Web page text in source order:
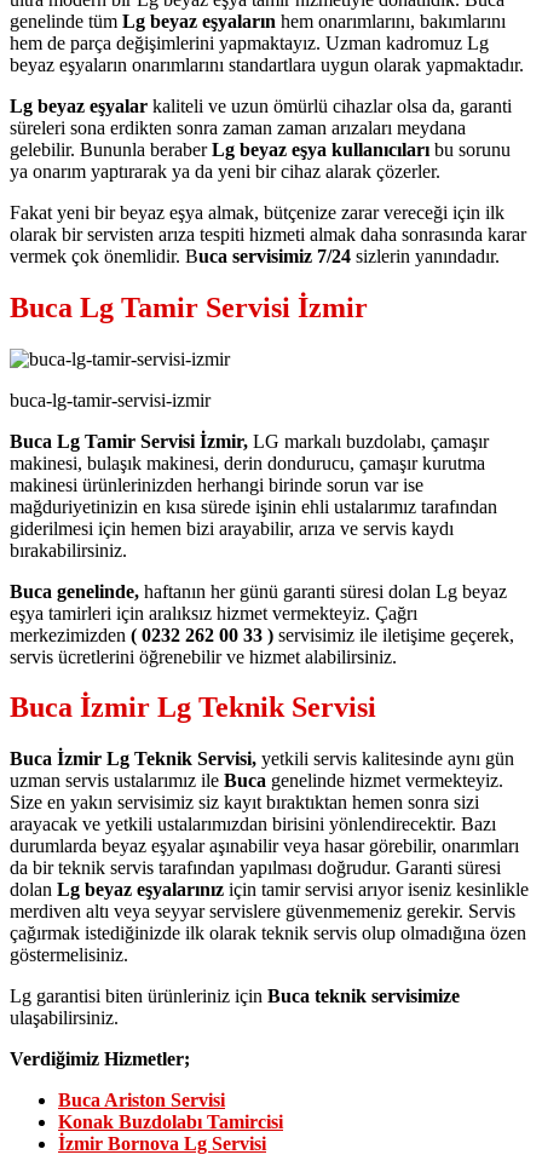
genelinde tüm Lg beyaz eşyaların hem onarımlarını, bakımlarını
hem de parça değişimlerini yapmaktayız. Uzman kadromuz Lg
beyaz eşyaların onarımlarını standartlara uygun olarak yapmaktadır.
Lg beyaz eşyalar kaliteli ve uzun ömürlü cihazlar olsa da, garanti
süreleri sona erdikten sonra zaman zaman arızaları meydana
gelebilir. Bununla beraberLg beyaz eşya kullanıcıları bu sorunu
ya onarım yaptırarak ya da yeni bir cihaz alarak çözerler.
Fakat yeni bir beyaz eşya almak, bütçenize zarar vereceği için ilk
olarak bir servisten arıza tespiti hizmeti almak daha sonrasında karar
vermek çok önemlidir. Buca servisimiz 7/24 sizlerin yanındadır.
Buca Lg Tamir Servisi İzmir
buca-lg-tamir-servisi-izmir
Buca Lg Tamir Servisi İzmir, LG markalı buzdolabı, çamaşır
makinesi, bulaşık makinesi, derin dondurucu, çamaşır kurutma
makinesi ürünlerinizden herhangi birinde sorun var ise
mağduriyetinizin en kısa sürede işinin ehli ustalarımız tarafından
giderilmesi için hemen bizi arayabilir, arıza ve servis kaydı
bırakabilirsiniz.
Buca genelinde, haftanın her günü garanti süresi dolan Lg beyaz
eşya tamirleri için aralıksız hizmet vermekteyiz. Çağrı
merkezimizden ( 0232 262 00 33 ) servisimiz ile iletişime geçerek,
servis ücretlerini öğrenebilir ve hizmet alabilirsiniz.
Buca İzmir Lg Teknik Servisi
Buca İzmir Lg Teknik Servisi, yetkili servis kalitesinde aynı gün
uzman servis ustalarımız ile Buca genelinde hizmet vermekteyiz.
Size en yakın servisimiz siz kayıt bıraktıktan hemen sonra sizi
arayacak ve yetkili ustalarımızdan birisini yönlendirecektir. Bazı
durumlarda beyaz eşyalar aşınabilir veya hasar görebilir, onarımları
da bir teknik servis tarafından yapılması doğrudur. Garanti süresi
dolan Lg beyaz eşyalarınız için tamir servisi arıyor iseniz kesinlikle
merdiven altı veya seyyar servislere güvenmemeniz gerekir. Servis
çağırmak istediğinizde ilk olarak teknik servis olup olmadığına özen
göstermelisiniz.
Lg garantisi biten ürünleriniz için Buca teknik servisimize
ulaşabilirsiniz.
Verdiğimiz Hizmetler;
Buca Ariston Servisi
Konak Buzdolabı Tamircisi
İzmir Bornova Lg Servisi